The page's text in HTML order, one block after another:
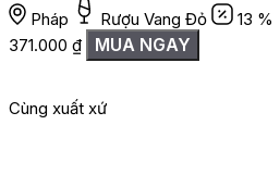
Pháp Rượu Vang Đỏ
13 %
371.000 ₫ MUA NGAY
Cùng xuất xứ